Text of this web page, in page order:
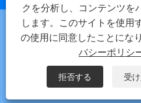
Links Sitemap RSS
Copyright©2024 Haorun Medical
クを分析し、コンテンツを
します。このサイトを使用
の使用に同意したことにな
バシーポリシ
拒否する 受